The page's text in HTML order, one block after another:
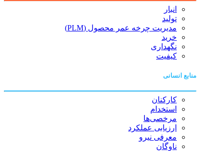
انبار
تولید
مدیریت چرخه عمر محصول (PLM)
خرید
نگهداری
کیفیت
منابع انسانی
کارکنان
استخدام
مرخصی‌ها
ارزیابی عملکرد
معرفی نیرو
ناوگان